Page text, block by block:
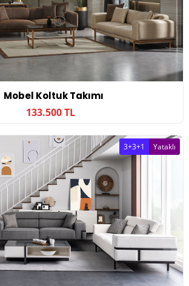
Mobel Koltuk Takımı
133.500 TL
3+3+1 Yataklı